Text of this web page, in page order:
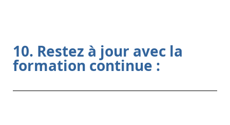
10. Restez à jour avec la
formation continue :